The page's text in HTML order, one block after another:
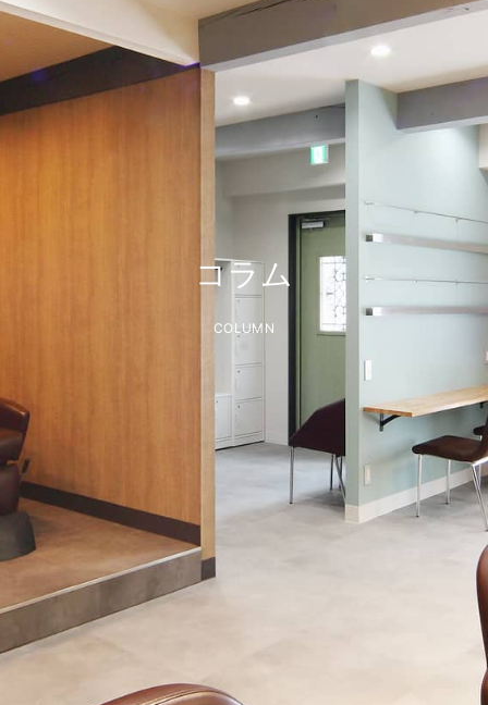
コラム
COLUMN